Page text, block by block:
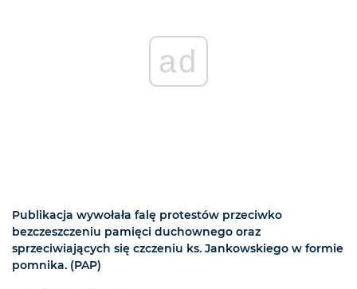
ad
Publikacja wywołała falę protestów przeciwko
bezczeszczeniu pamięci duchownego oraz
sprzeciwiających się czczeniu ks. Jankowskiego w formie
pomnika. (PAP)